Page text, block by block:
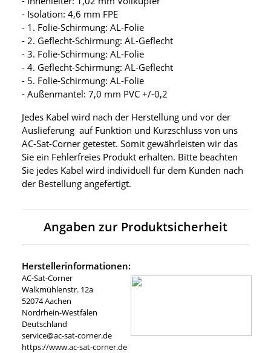
- Isolation: 4,6 mm FPE
- 1. Folie-Schirmung: AL-Folie
- 2. Geflecht-Schirmung: AL-Geflecht
- 3. Folie-Schirmung: AL-Folie
- 4. Geflecht-Schirmung: AL-Geflecht
- 5. Folie-Schirmung: AL-Folie
- Außenmantel: 7,0 mm PVC +/-0,2
Jedes Kabel wird nach der Herstellung und vor der
Auslieferung auf Funktion und Kurzschluss von uns
AC-Sat-Corner getestet. Somit gewährleisten wir das
Sie ein Fehlerfreies Produkt erhalten. Bitte beachten
Sie jedes Kabel wird individuell für dem Kunden nach
der Bestellung angefertigt.
Angaben zur Produktsicherheit
Herstellerinformationen:
AC-Sat-Corner
Walkmühlenstr. 12a
52074 Aachen
Nordrhein-Westfalen
Deutschland
service@ac-sat-corner.de
https://www.ac-sat-corner.de